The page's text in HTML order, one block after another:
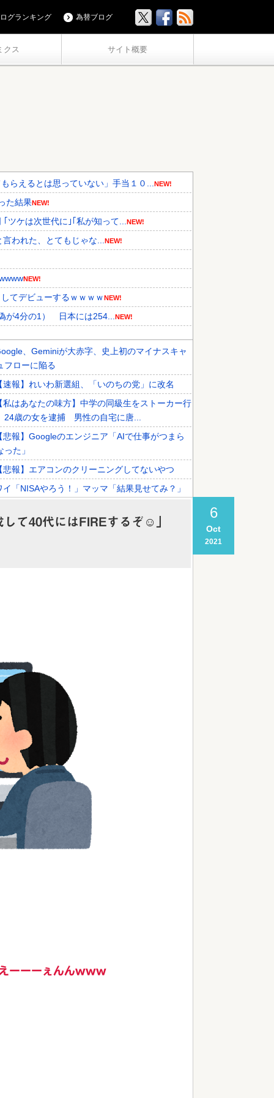
クス サイト概要
グランキング 為替ブログ
らえるとは思っていない」手当１０... NEW!
た結果NEW!
ツケは次世代に｣｢私が知って... NEW!
われた、とてもじゃな... NEW!
NEW!
てデビューするｗｗｗｗNEW!
が4分の1） 日本には254... NEW!
結果がこちらです」→「あまりの...NEW!
カザフスタンへ拠点を移して詐欺...NEW!
持している理由に韓国人が衝撃！」...
、Geminiが大赤字、史上初のマイナスキャ
フローに陥る
速報】れいわ新選組、「いのちの党」に改名
私はあなたの味方】中学の同級生をストーカー行
歳の女を逮捕 男性の自宅に唐...
悲報】Googleのエンジニア「AIで仕事がつまら
た」
悲報】エアコンのクリーニングしてないやつ
イ「NISAやろう！」マッマ「結果見せてみ？」
6
Oct
2021
て40代にはFIREするぞ☺」
ーーーぇんんwww